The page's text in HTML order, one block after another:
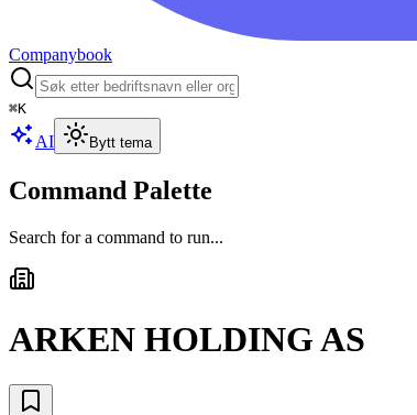
Companybook
⌘K
AI Bytt tema
Command Palette
Search for a command to run...
ARKEN HOLDING AS